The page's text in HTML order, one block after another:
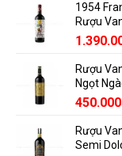
là:
495.000
1954
Rượu
Giá
là:
Rượu
Ngọt
450.000
Rượu
Semi